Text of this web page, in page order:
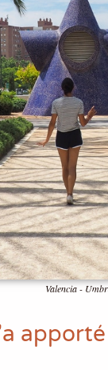
Valencia -